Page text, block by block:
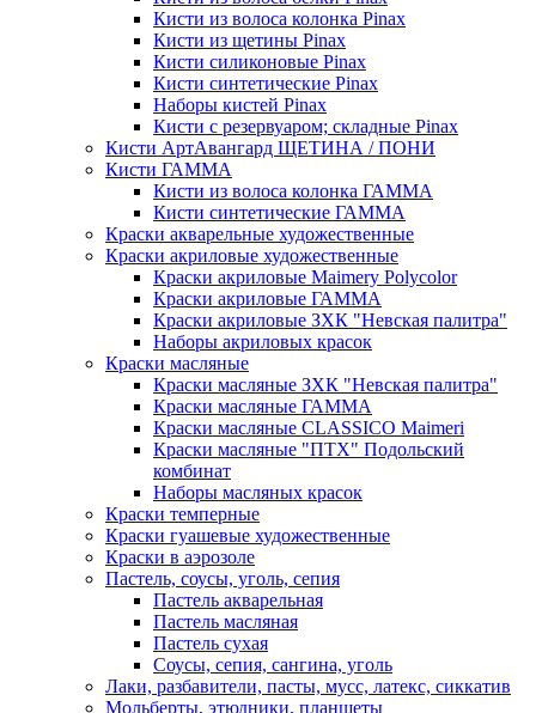
Кисти из волоса колонка Pinax
Кисти из щетины Pinax
Кисти силиконовые Pinax
Кисти синтетические Pinax
Наборы кистей Pinax
Кисти с резервуаром; складные Pinax
Кисти АртАвангард ЩЕТИНА / ПОНИ
Кисти ГАММА
Кисти из волоса колонка ГАММА
Кисти синтетические ГАММА
Краски акварельные художественные
Краски акриловые художественные
Краски акриловые Maimery Polycolor
Краски акриловые ГАММА
Краски акриловые ЗХК "Невская палитра"
Наборы акриловых красок
Краски масляные
Краски масляные ЗХК "Невская палитра"
Краски масляные ГАММА
Краски масляные CLASSICO Maimeri
Краски масляные "ПТХ" Подольский
комбинат
Наборы масляных красок
Краски темперные
Краски гуашевые художественные
Краски в аэрозоле
Пастель, соусы, уголь, сепия
Пастель акварельная
Пастель масляная
Пастель сухая
Соусы, сепия, сангина, уголь
Лаки, разбавители, пасты, мусс, латекс, сиккатив
Мольберты, этюдники, планшеты